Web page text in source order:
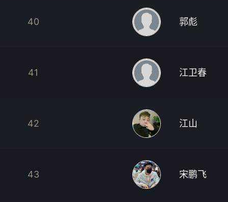
40 郭彪
41 江卫春
42 江山
43 宋鹏飞